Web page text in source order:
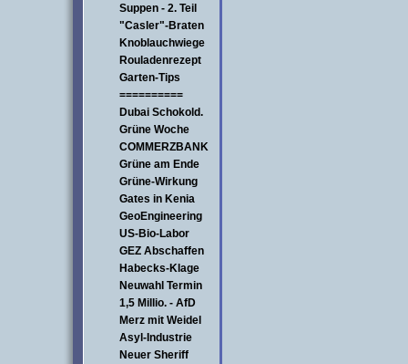
Suppen - 2. Teil
"Casler"-Braten
Knoblauchwiege
Rouladenrezept
Garten-Tips
==========
Dubai Schokold.
Grüne Woche
COMMERZBANK
Grüne am Ende
Grüne-Wirkung
Gates in Kenia
GeoEngineering
US-Bio-Labor
GEZ Abschaffen
Habecks-Klage
Neuwahl Termin
1,5 Millio. - AfD
Merz mit Weidel
Asyl-Industrie
Neuer Sheriff